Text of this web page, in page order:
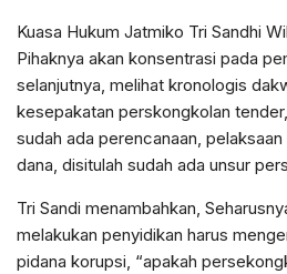
Kuasa Hukum Jatmiko Tri Sandhi
Pihaknya akan konsentrasi pada
selanjutnya, melihat kronologis
kesepakatan perskongkolan
sudah ada perencanaan,
dana, disitulah sudah ada unsur
Tri Sandi menambahkan,
melakukan penyidikan harus
pidana korupsi, “apakah